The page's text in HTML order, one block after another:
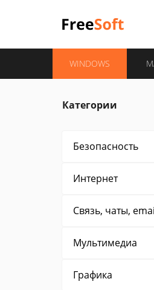
WINDOWS
Категории
Безопасность
Интернет
Связь, чаты,
Мультимедиа
Графика